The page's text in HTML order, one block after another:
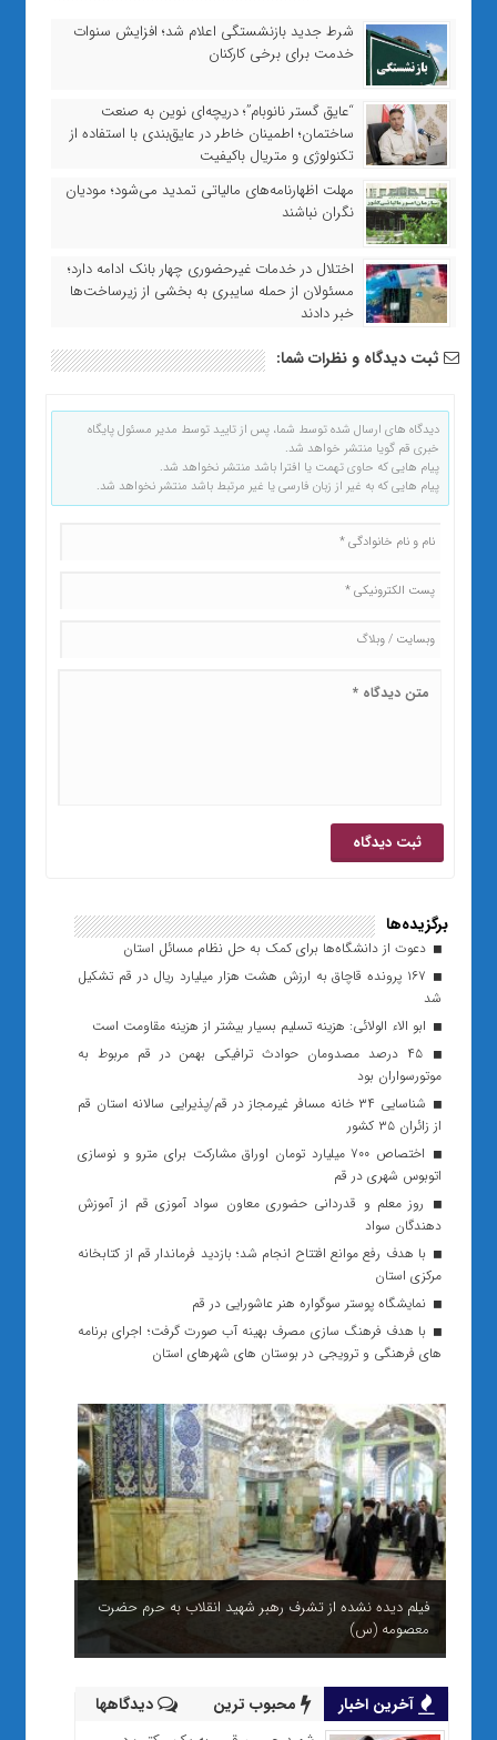
شرط جدید بازنشستگی اعلام شد؛ افزایش سنوات
خدمت برای برخی کارکنان
“عایق گستر نانوبام”؛ دریچه‌ای نوین به صنعت
ساختمان؛ اطمینان خاطر در عایق‌بندی با استفاده از
تکنولوژی و متریال باکیفیت
مهلت اظهارنامه‌های مالیاتی تمدید می‌شود؛ مودیان
نگران نباشند
اختلال در خدمات غیرحضوری چهار بانک ادامه دارد؛
مسئولان از حمله سایبری به بخشی از زیرساخت‌ها
خبر دادند
ثبت دیدگاه و نظرات شما:
دیدگاه های ارسال شده توسط شما، پس از تایید توسط مدیر مسئول پایگاه
خبری قم گویا منتشر خواهد شد.
پیام هایی که حاوی تهمت یا افترا باشد منتشر نخواهد شد.
پیام هایی که به غیر از زبان فارسی یا غیر مرتبط باشد منتشر نخواهد شد.
برگزیده‌ها
دعوت از دانشگاه‌ها برای کمک به حل نظام مسائل استان
۱۶۷ پرونده قاچاق به ارزش هشت هزار میلیارد ریال در قم تشکیل
شد
ابو الاء الولائی: هزینه تسلیم بسیار بیشتر از هزینه مقاومت است
۴۵ درصد مصدومان حوادث ترافیکی بهمن‌ در قم مربوط به
موتورسواران بود
شناسایی ۳۴ خانه مسافر غیرمجاز در قم/پذیرایی سالانه استان قم
از زائران ۳۵ کشور
اختصاص ۷۰۰ میلیارد تومان اوراق مشارکت برای مترو و نوسازی
اتوبوس شهری در قم
روز معلم و قدردانی حضوری معاون سواد آموزی قم از آموزش
دهندگان سواد
با هدف رفع موانع افتتاح انجام شد؛ بازدید فرماندار قم از کتابخانه
مرکزی استان
نمایشگاه پوستر سوگواره هنر عاشورایی در قم
با هدف فرهنگ سازی مصرف بهینه آب صورت گرفت؛ اجرای برنامه
های فرهنگی و ترویجی در بوستان های شهرهای استان
فیلم دیده نشده از تشرف رهبر شهید انقلاب به حرم حضرت
معصومه (س)
آخرین اخبار محبوب ترین دیدگاهها